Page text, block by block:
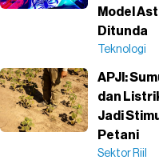
Model
Ditunda
Teknologi
APJI:
dan
Jadi
Petani
Sektor Riil